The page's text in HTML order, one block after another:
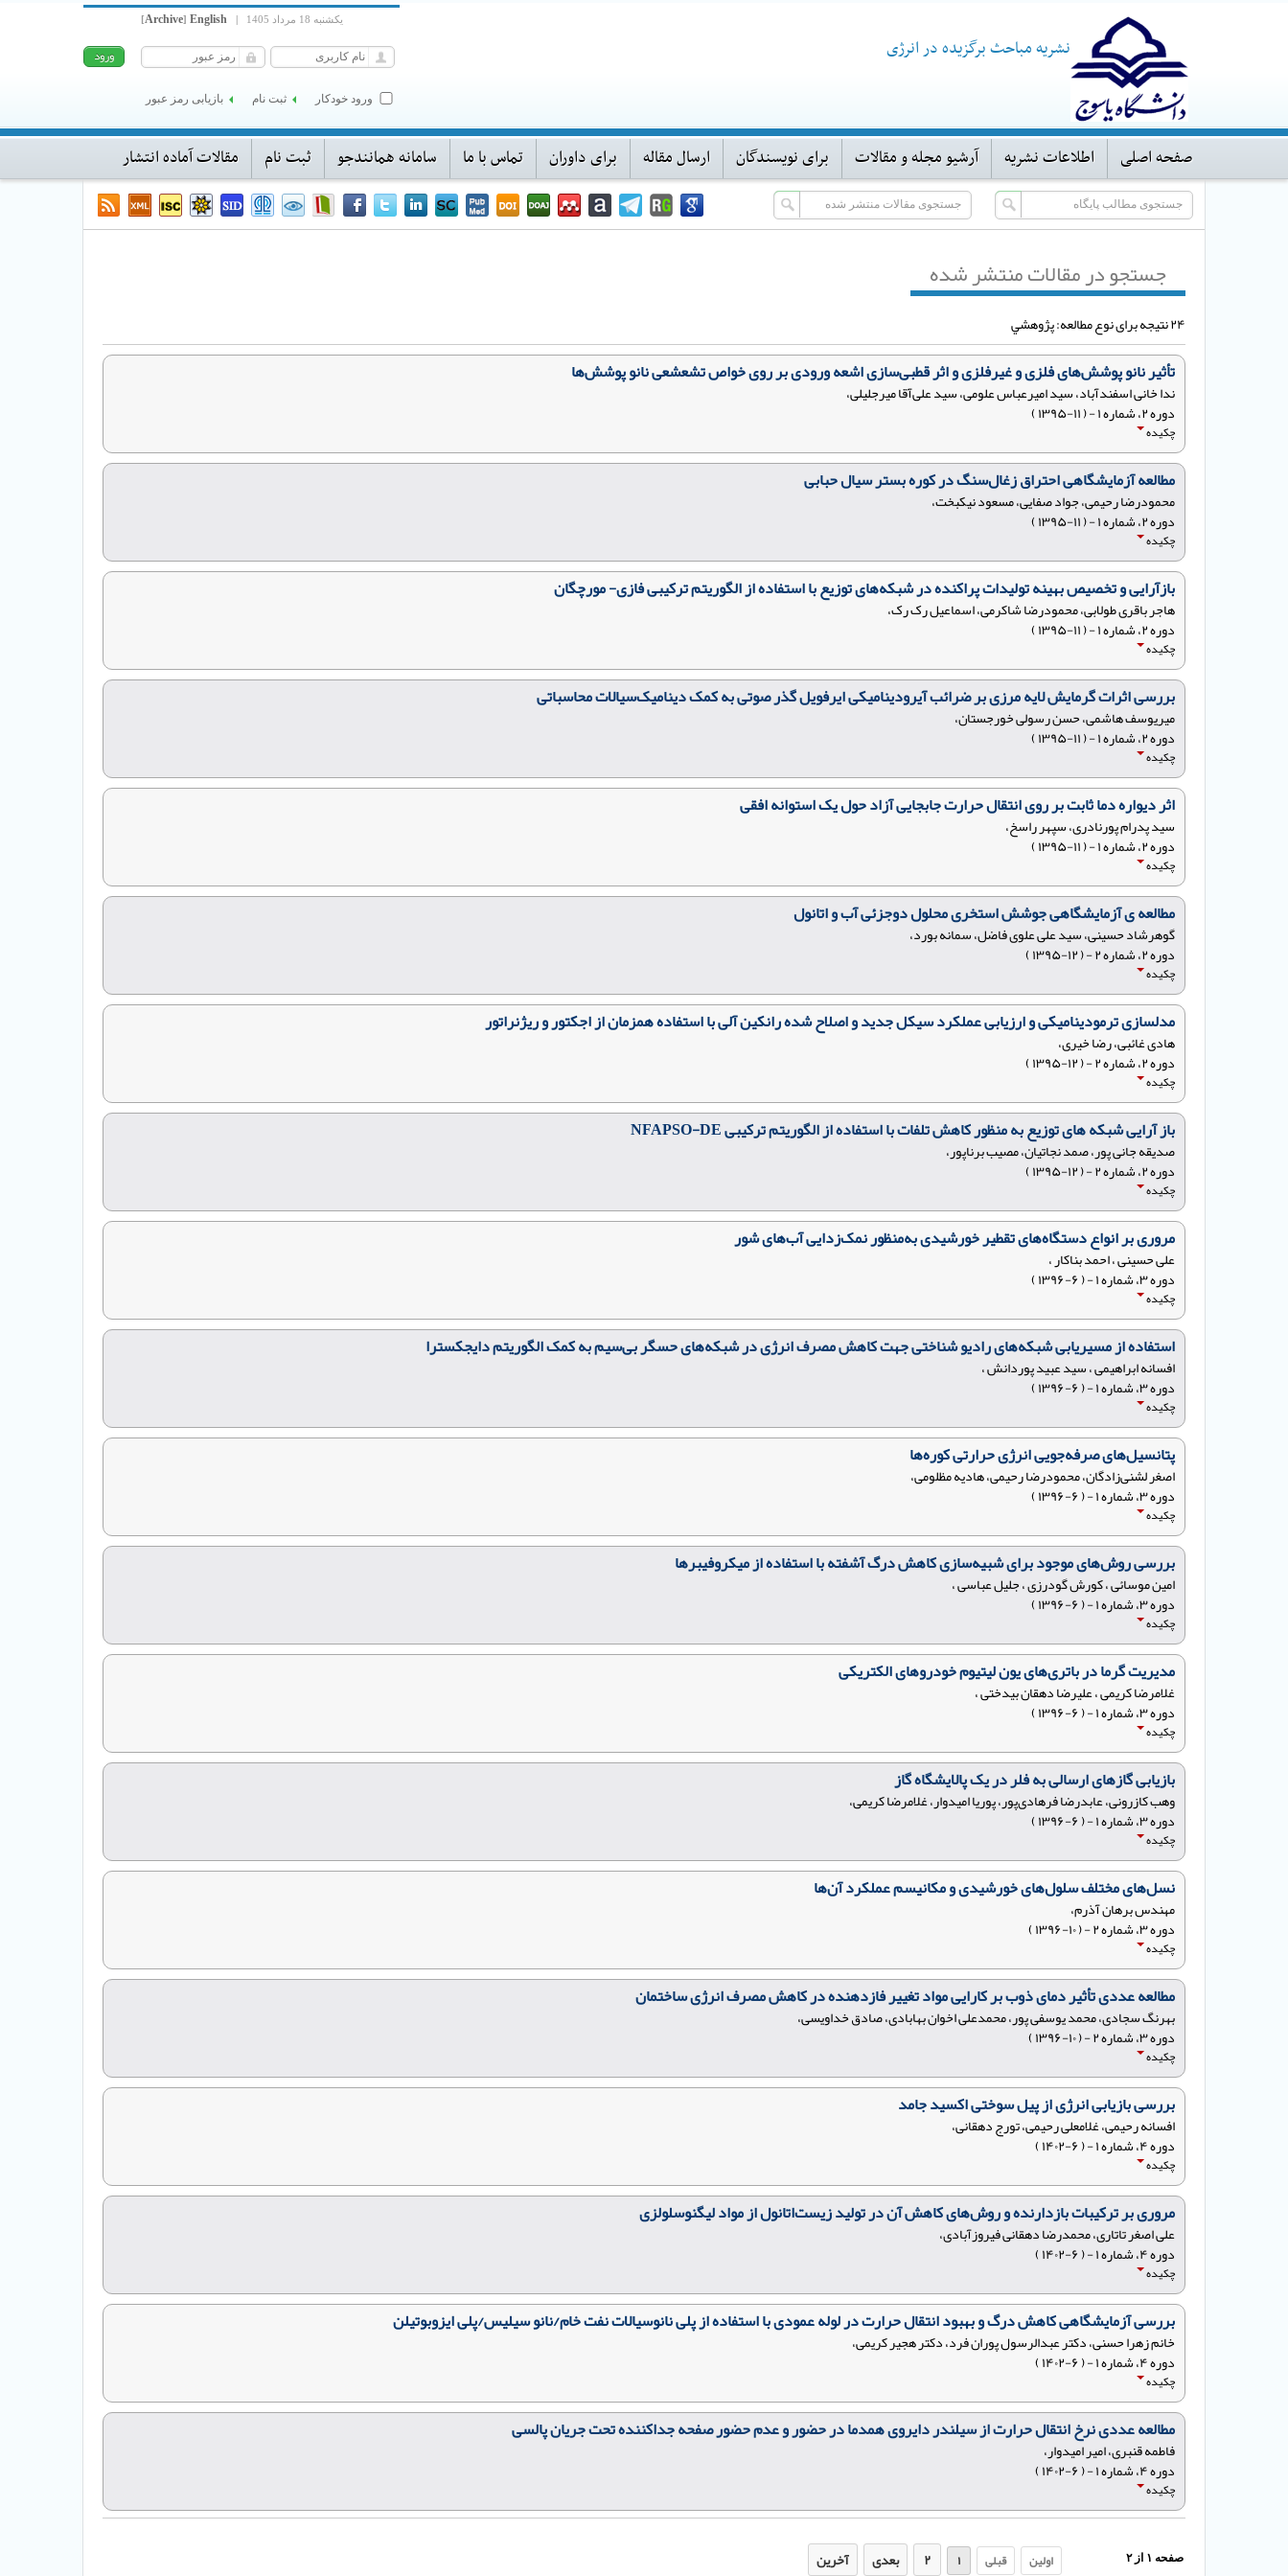
نشریه مباحث برگزیده در انرژی
یکشنبه 18 مرداد 1405 |
English
[Archive]
ورود خودکار ثبت نام بازیابی رمز عبور
صفحه اصلی اطلاعات نشریه آرشیو مجله و مقالات برای نویسندگان ارسال مقاله برای داوران تماس با ما سامانه همانندجو ثبت نام مقالات آماده انتشار
جستجو در مقالات منتشر شده
۲۴ نتیجه برای نوع مطالعه: پژوهشي
تأثیر نانو پوشش‌های فلزی و غیرفلزی و اثر قطبی‌سازی اشعه ورودی بر روی خواص تشعشعی نانو پوشش‌ها
ندا خانی اسفندآباد، سید امیرعباس علومی، سید علی‌آقا میرجلیلی،
دوره ۲، شماره ۱ - ( ۱۱-۱۳۹۵ )
چکیده
مطالعه آزمایشگاهی احتراق زغال‌سنگ در کوره بستر سیال حبابی
محمودرضا رحیمی، جواد صفایی، مسعود نیکبخت،
دوره ۲، شماره ۱ - ( ۱۱-۱۳۹۵ )
چکیده
بازآرایی و تخصیص بهینه تولیدات پراکنده در شبکه‌های توزیع با استفاده از الگوریتم ترکیبی فازی- مورچگان
هاجر باقری طولابی، محمودرضا شاکرمی، اسماعیل رک رک،
دوره ۲، شماره ۱ - ( ۱۱-۱۳۹۵ )
چکیده
بررسی اثرات گرمایش لایه مرزی بر ضرائب آیرودینامیکی ایرفویل گذر صوتی به کمک دینامیک‌سیالات محاسباتی
میریوسف هاشمی، حسن رسولی خورجستان،
دوره ۲، شماره ۱ - ( ۱۱-۱۳۹۵ )
چکیده
اثر دیواره دما ثابت بر روی انتقال حرارت جابجایی آزاد حول یک استوانه افقی
سید پدرام پورنادری، سپهر راسخ،
دوره ۲، شماره ۱ - ( ۱۱-۱۳۹۵ )
چکیده
مطالعه ی آزمایشگاهی جوشش استخری محلول دوجزئی آب و اتانول
گوهرشاد حسینی، سید علی علوی فاضل، سمانه بورد،
دوره ۲، شماره ۲ - ( ۱۲-۱۳۹۵ )
چکیده
مدلسازی ترمودینامیکی و ارزیابی عملکرد سیکل جدید و اصلاح شده رانکین آلی با استفاده همزمان از اجکتور و ریژنراتور
هادی غائبی، رضا خیری،
دوره ۲، شماره ۲ - ( ۱۲-۱۳۹۵ )
چکیده
باز آرایی شبکه های توزیع به منظور کاهش تلفات با استفاده از الگوریتم ترکیبی NFAPSO-DE
صدیقه جانی پور، صمد نجاتیان، مصیب برناپور،
دوره ۲، شماره ۲ - ( ۱۲-۱۳۹۵ )
چکیده
مروری بر انواع دستگاه‌های تقطیر خورشیدی به‌منظور نمک‌زدایی آب‌های شور
علی حسینی ، احمد بناکار ،
دوره ۳، شماره ۱ - ( ۶-۱۳۹۶ )
چکیده
استفاده از مسیریابی شبکه‌های رادیو شناختی جهت کاهش مصرف انرژی در شبکه‌های حسگر بی‌سیم به کمک الگوریتم دایجکسترا
افسانه ابراهیمی ، سید عبید پوردانش ،
دوره ۳، شماره ۱ - ( ۶-۱۳۹۶ )
چکیده
پتانسیل‌های صرفه‌جویی انرژی حرارتی کوره‌ها
اصغر لشنی‌زادگان، محمودرضا رحیمی، هادیه مظلومی،
دوره ۳، شماره ۱ - ( ۶-۱۳۹۶ )
چکیده
بررسی روش‌های موجود برای شبیه‌سازی کاهش درگ آشفته با استفاده از میکروفیبرها
امین موسائی ، کورش گودرزی ، جلیل عباسی ،
دوره ۳، شماره ۱ - ( ۶-۱۳۹۶ )
چکیده
مدیریت گرما در باتری‌های یون لیتیوم خودروهای الکتریکی
غلامرضا کریمی ، علیرضا دهقان بیدختی ،
دوره ۳، شماره ۱ - ( ۶-۱۳۹۶ )
چکیده
بازیابی گازهای ارسالی به فلر در یک پالایشگاه گاز
وهب کازرونی، عابدرضا فرهادی‌پور، پوریا امیدوار، غلامرضا کریمی،
دوره ۳، شماره ۱ - ( ۶-۱۳۹۶ )
چکیده
نسل‌های مختلف سلول‌های خورشیدی و مکانیسم عملکرد آن‌ها
مهندس برهان آذرم،
دوره ۳، شماره ۲ - ( ۱۰-۱۳۹۶ )
چکیده
مطالعه عددی تأثیر دمای ذوب بر کارایی مواد تغییر فازدهنده در کاهش مصرف انرژی ساختمان
بهرنگ سجادی، محمد یوسفی پور، محمدعلی اخوان بهابادی، صادق خداویسی،
دوره ۳، شماره ۲ - ( ۱۰-۱۳۹۶ )
چکیده
بررسی بازیابی انرژی از پیل سوختی اکسید جامد
افسانه رحیمی، غلامعلی رحیمی، تورج دهقانی،
دوره ۴، شماره ۱ - ( ۶-۱۴۰۲ )
چکیده
مروری بر ترکیبات بازدارنده و روش‌های کاهش آن در تولید زیست‌اتانول از مواد لیگنوسلولزی
علی اصغر تاتاری، محمدرضا دهقانی فیروزآبادی،
دوره ۴، شماره ۱ - ( ۶-۱۴۰۲ )
چکیده
بررسی آزمایشگاهی کاهش درگ و بهبود انتقال حرارت در لوله عمودی با استفاده از پلی نانوسیالات نفت خام/نانو سیلیس/پلی ایزوبوتیلن
خانم زهرا حسنی، دکتر عبدالرسول پوران فرد، دکتر هجیر کریمی،
دوره ۴، شماره ۱ - ( ۶-۱۴۰۲ )
چکیده
مطالعه عددی نرخ انتقال حرارت از سیلندر دایروی همدما در حضور و عدم حضور صفحه جداکننده تحت جریان پالسی
فاطمه قنبری، امیر امیدوار،
دوره ۴، شماره ۱ - ( ۶-۱۴۰۲ )
چکیده
صفحه ۱ از۲ اولین قبلی ۱ ۲ بعدی آخرین